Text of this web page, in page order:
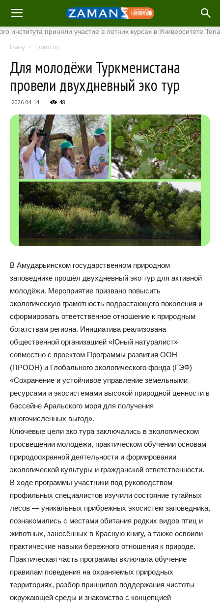
приняли участие в летних курсах в Университете Tenaga
Esasy Новости
Для молодёжи Туркменистана
провели двухдневный эко тур
2026-04-14 48
В Амударьинском государственном природном
заповеднике прошёл двухдневный эко тур для активной
молодёжи. Мероприятие призвано повысить
экологическую грамотность подрастающего поколения и
сформировать ответственное отношение к природным
богатствам региона. Инициатива реализована
общественной организацией «Юный натуралист»
совместно с проектом Программы развития ООН
(ПРООН) и Глобального экологического фонда (ГЭФ)
«Сохранение и устойчивое управление земельными
ресурсами и экосистемами высокой природной ценности в
бассейне Аральского моря для получения
многочисленных выгод».
Ключевые цели эко тура заключались в экологическом
просвещении молодёжи, практическом обучении основам
природоохранной деятельности и формировании
экологической культуры и гражданской ответственности.
В ходе программы участники под руководством
профильных специалистов изучили состояние тугайных
лесов — уникальных прибрежных экосистем заповедника,
познакомились с местами обитания редких видов птиц и
животных, занесённых в Красную книгу, а также освоили
практические навыки бережного отношения к природе.
Практическая часть программы включала обучение
правилам поведения на охраняемых природных
территориях, разбор принципов поддержания чистоты
окружающей среды и знакомство с концепцией